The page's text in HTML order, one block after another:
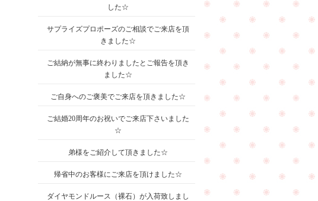
した☆
サプライズプロポーズのご相談でご来店を頂
きました☆
ご結納が無事に終わりましたとご報告を頂き
ました☆
ご自身へのご褒美でご来店を頂きました☆
ご結婚20周年のお祝いでご来店下さいました
☆
弟様をご紹介して頂きました☆
帰省中のお客様にご来店を頂けました☆
ダイヤモンドルース（裸石）が入荷致しまし